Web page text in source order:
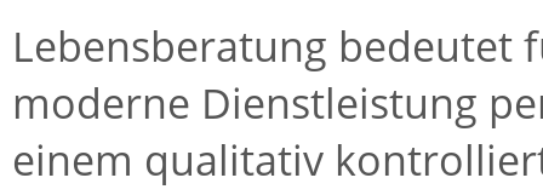
Lebensberatung bedeutet
moderne Dienstleistung
einem qualitativ